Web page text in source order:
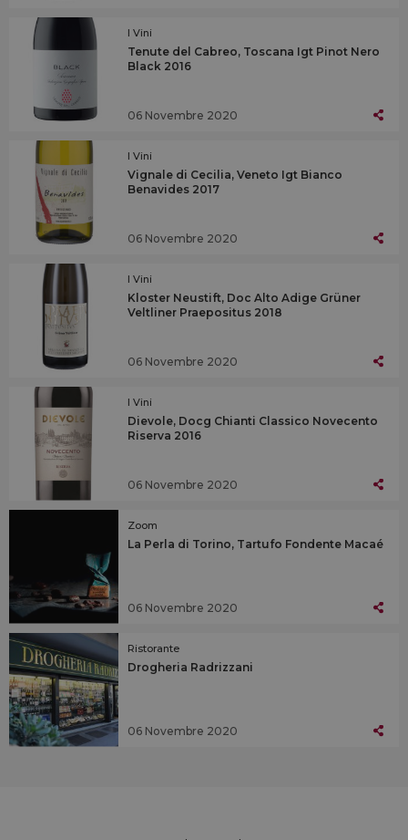
I Vini
Tenute del Cabreo, Toscana Igt Pinot Nero
Black 2016
06 Novembre 2020
I Vini
Vignale di Cecilia, Veneto Igt Bianco
Benavides 2017
06 Novembre 2020
I Vini
Kloster Neustift, Doc Alto Adige Grüner
Veltliner Praepositus 2018
06 Novembre 2020
I Vini
Dievole, Docg Chianti Classico Novecento
Riserva 2016
06 Novembre 2020
Zoom
La Perla di Torino, Tartufo Fondente Macaé
06 Novembre 2020
Ristorante
Drogheria Radrizzani
06 Novembre 2020